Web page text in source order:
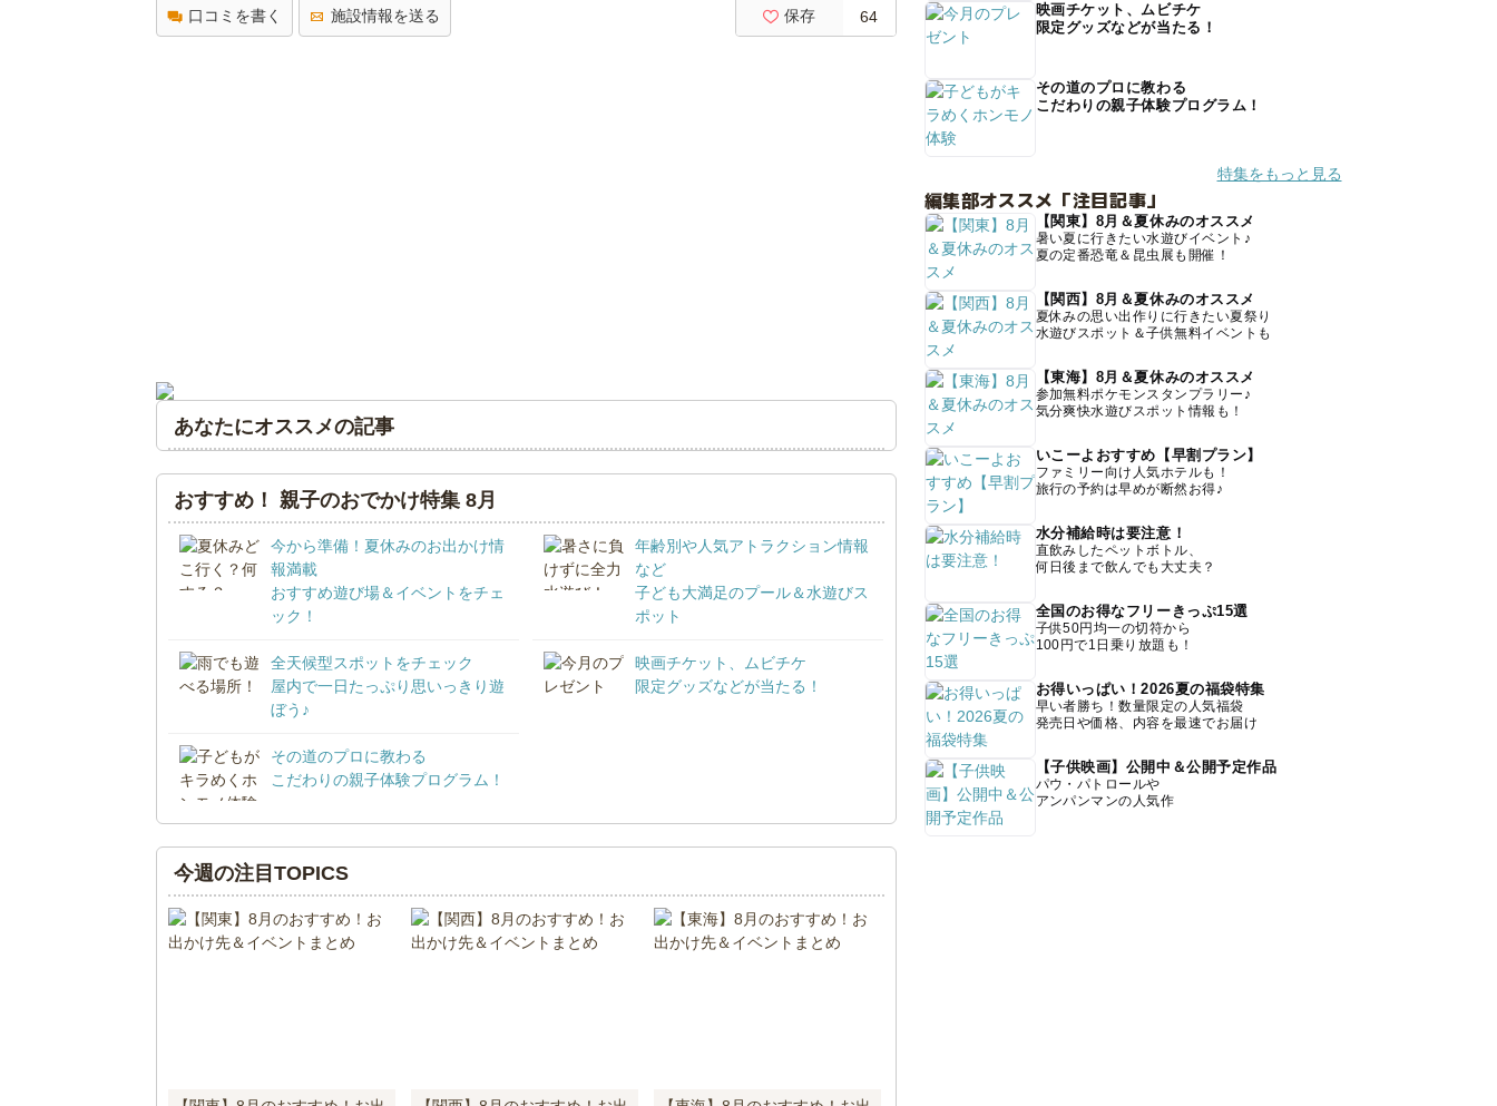
口コミを書く 施設情報を送る 保存 64
あなたにオススメの記事
おすすめ！ 親子のおでかけ特集 8月
今から準備！夏休みのお出かけ情
報満載
おすすめ遊び場＆イベントをチェ
ック！
年齢別や人気アトラクション情報
など
子ども大満足のプール＆水遊びス
ポット
全天候型スポットをチェック
屋内で一日たっぷり思いっきり遊
ぼう♪
映画チケット、ムビチケ
限定グッズなどが当たる！
その道のプロに教わる
こだわりの親子体験プログラム！
今週の注目TOPICS
映画チケット、ムビチケ
限定グッズなどが当たる！
その道のプロに教わる
こだわりの親子体験プログラム！
特集をもっと見る
編集部オススメ「注目記事」
【関東】8月＆夏休みのオススメ
暑い夏に行きたい水遊びイベント♪
夏の定番恐竜＆昆虫展も開催！
【関西】8月＆夏休みのオススメ
夏休みの思い出作りに行きたい夏祭り
水遊びスポット＆子供無料イベントも
【東海】8月＆夏休みのオススメ
参加無料ポケモンスタンプラリー♪
気分爽快水遊びスポット情報も！
いこーよおすすめ【早割プラン】
ファミリー向け人気ホテルも！
旅行の予約は早めが断然お得♪
水分補給時は要注意！
直飲みしたペットボトル、
何日後まで飲んでも大丈夫？
全国のお得なフリーきっぷ15選
子供50円均一の切符から
100円で1日乗り放題も！
お得いっぱい！2026夏の福袋特集
早い者勝ち！数量限定の人気福袋
発売日や価格、内容を最速でお届け
【子供映画】公開中＆公開予定作品
パウ・パトロールや
アンパンマンの人気作